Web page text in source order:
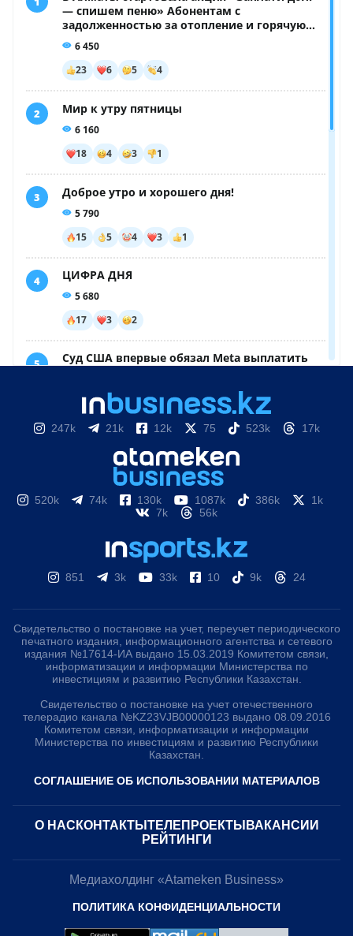
247k 21k 12k 75 523k 17k
520k 74k 130k 1087k 386k
1k
7k
56k
851 3k 33k 10 9k 24
Свидетельство о постановке на учет, переучет периодического
печатного издания, информационного агентства и сетевого
издания №17614-ИА выдано 15.03.2019 Комитетом связи,
информатизации и информации Министерства по
инвестициям и развитию Республики Казахстан.
Свидетельство о постановке на учет отечественного
телерадио канала №KZ23VJB00000123 выдано 08.09.2016
Комитетом связи, информатизации и информации
Министерства по инвестициям и развитию Республики
Казахстан.
СОГЛАШЕНИЕ ОБ ИСПОЛЬЗОВАНИИ МАТЕРИАЛОВ
О НАС КОНТАКТЫ ТЕЛЕПРОЕКТЫ ВАКАНСИИ
РЕЙТИНГИ
Медиахолдинг «Atameken Business»
ПОЛИТИКА КОНФИДЕНЦИАЛЬНОСТИ